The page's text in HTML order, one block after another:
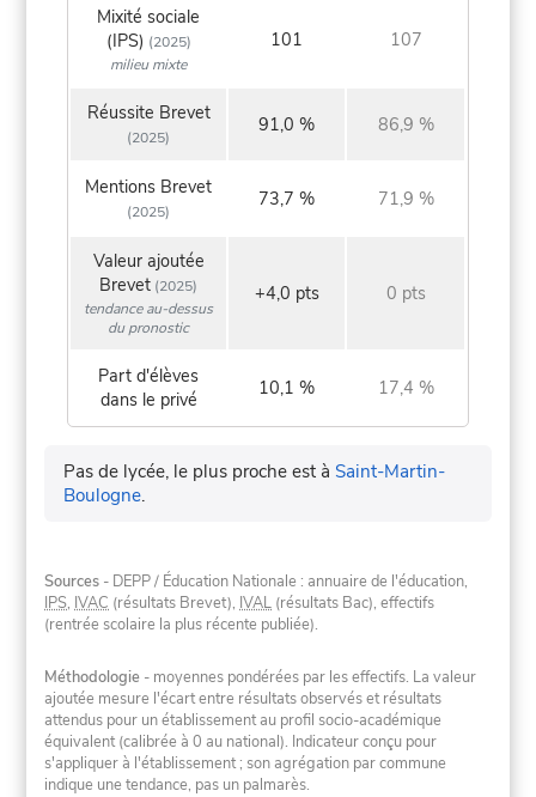
Mixité sociale
(IPS) (2025)
milieu mixte
101 107
Réussite Brevet
(2025)
91,0 % 86,9 %
Mentions Brevet
(2025)
73,7 % 71,9 %
Valeur ajoutée
Brevet (2025)
tendance au-dessus
du pronostic
+4,0 pts 0 pts
Part d'élèves
dans le privé
10,1 % 17,4 %
Pas de lycée, le plus proche est àSaint-Martin-
Boulogne.
Sources - DEPP / Éducation Nationale : annuaire de l'éducation,
IPS, IVAC (résultats Brevet), IVAL (résultats Bac), effectifs
(rentrée scolaire la plus récente publiée).
Méthodologie - moyennes pondérées par les effectifs. La valeur
ajoutée mesure l'écart entre résultats observés et résultats
attendus pour un établissement au profil socio-académique
équivalent (calibrée à 0 au national). Indicateur conçu pour
s'appliquer à l'établissement ; son agrégation par commune
indique une tendance, pas un palmarès.